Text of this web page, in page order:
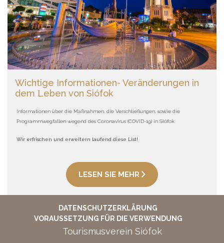
Wichtige Informationen- Veränderungen in
dem Leben von Siófok
Informationen über die Maßnahmen, die Verschließungen, sowie die
Programmwegfallen wegend des Coronavirus (COVID-19) in Siófok.
Wir erfrischen und erweitern laufend diese List!
LESEN SIE MEHR
DATENSCHUTZERKLÄRUNG
VORAUSSETZUNG FÜR DIE VERWENDUNG
Tourismusverein Siófok